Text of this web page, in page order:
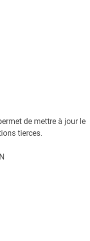
de mettre à jour le
tierces.